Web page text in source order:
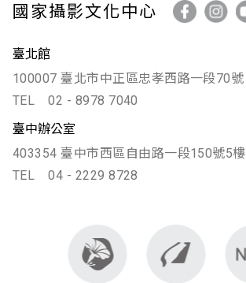
國家攝影文化中心
臺北館
100007 臺北市中正區忠孝西路一段70號
TEL
02 - 8978 7040
臺中辦公室
403354 臺中市西區自由路一段150號5樓
TEL
04 - 2229 8728